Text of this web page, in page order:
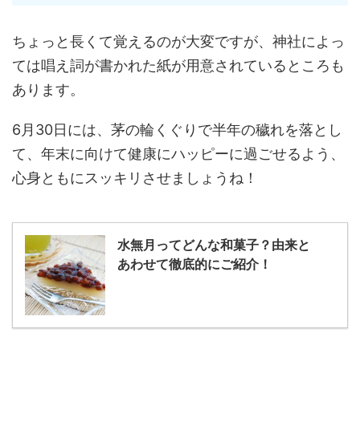
ちょっと長くて覚えるのが大変ですが、神社によっ
ては唱え詞が書かれた紙が用意されているところも
あります。
6月30日には、茅の輪くぐりで半年の穢れを落とし
て、年末に向けて健康にハッピーに過ごせるよう、
心身ともにスッキリさせましょうね！
水無月ってどんな和菓子？由来と
あわせて徹底的にご紹介！